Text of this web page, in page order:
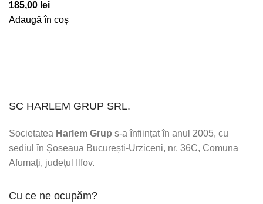
185,00 lei
Adaugă în coș
SC HARLEM GRUP SRL.
Societatea Harlem Grup s-a înființat în anul 2005, cu
sediul în Șoseaua București-Urziceni, nr. 36C, Comuna
Afumați, județul Ilfov.
Cu ce ne ocupăm?